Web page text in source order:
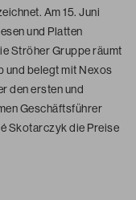
Am 15. Juni
und Platten
Ströher Gruppe räumt
und belegt mit Nexos
den ersten und
Geschäftsführer
Skotarczyk die Preise